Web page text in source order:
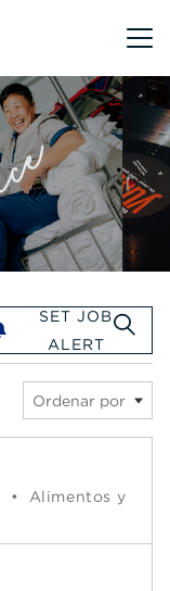
Menú
SET JOB
ALERT
Ordenar por
•
Alimentos y